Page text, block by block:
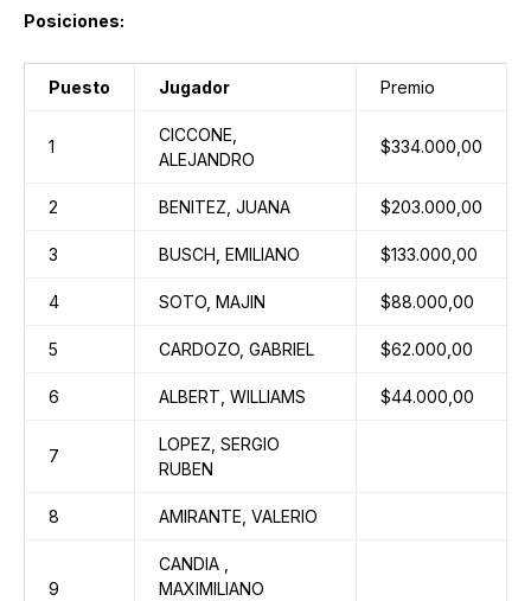
Posiciones:
Puesto Jugador Premio
1
CICCONE,
ALEJANDRO
$334.000,00
2 BENITEZ, JUANA $203.000,00
3 BUSCH, EMILIANO $133.000,00
4 SOTO, MAJIN $88.000,00
5 CARDOZO, GABRIEL $62.000,00
6 ALBERT, WILLIAMS $44.000,00
7
LOPEZ, SERGIO
RUBEN
8 AMIRANTE, VALERIO
9
CANDIA ,
MAXIMILIANO